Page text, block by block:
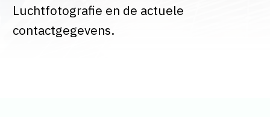
Luchtfotografie en de actuele
contactgegevens.